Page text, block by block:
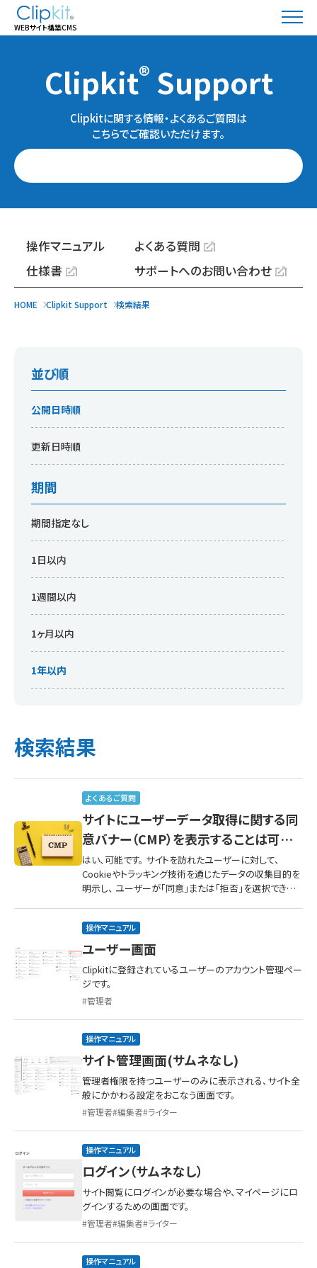
WEBサイト構築CMS
Clipkit® Support
Clipkitに関する情報・よくあるご質問は
こちらでご確認いただけます。
操作マニュアル
よくある質問
仕様書
サポートへのお問い合わせ
HOME Clipkit Support 検索結果
並び順
公開日時順
更新日時順
期間
期間指定なし
1日以内
1週間以内
1ヶ月以内
1年以内
検索結果
よくあるご質問
サイトにユーザーデータ取得に関する同
意バナー（CMP）を表示することは可能
ですか？
はい、可能です。 サイトを訪れたユーザーに対して、
Cookieやトラッキング技術を通じたデータの収集目的を
明示し、 ユーザーが「同意」または「拒否」を選択できる
操作マニュアル
ユーザー画面
Clipkitに登録されているユーザーのアカウント管理ペー
ジです。
管理者
操作マニュアル
サイト管理画面(サムネなし)
管理者権限を持つユーザーのみに表示される、サイト全
般にかかわる設定をおこなう画面です。
管理者 編集者 ライター
操作マニュアル
ログイン（サムネなし）
サイト閲覧にログインが必要な場合や、マイページにロ
グインするための画面です。
管理者 編集者 ライター
操作マニュアル